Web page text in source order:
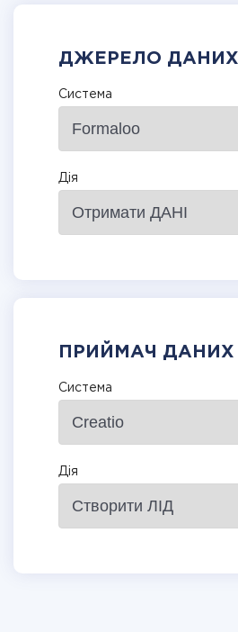
ДЖЕРЕЛО ДАНИХ
Система
Дія
ПРИЙМАЧ ДАНИХ
Система
Дія